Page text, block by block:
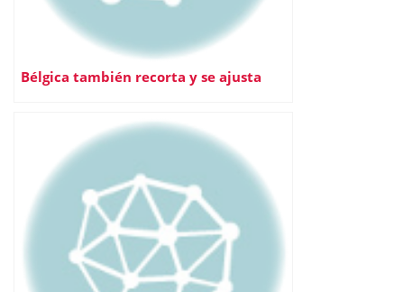
Bélgica también recorta y se ajusta